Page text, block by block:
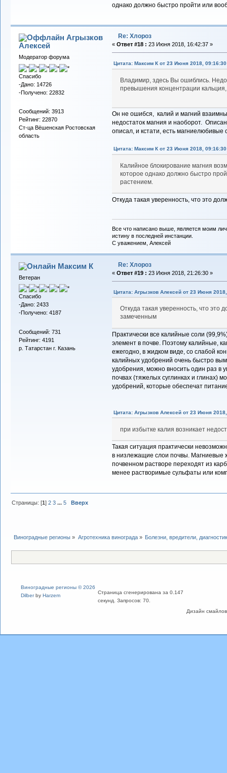
однако должно быстро пройти или
Агрызков
Алексей
Модератор форума
Спасибо
-Дано: 14726
-Получено: 22832
Сообщений: 3913
Рейтинг: 22870
Ст-ца Вёшенская Ростовская
область
Re: Хлороз
« Ответ #18 : 23 Июня 2018, 16:42:37 »
Цитата: Максим К от 23 Июня 2018, 09:16:30
Владимир, здесь Вы ошиблись.
превышения концентрации
Он не ошибся, калий и магний
недостаток магния и наоборот.
описал, и кстати, есть магниелюбивые
Цитата: Максим К от 23 Июня 2018, 09:16:30
Калийное блокирование магния
которое однако должно быстро
растением.
Откуда такая уверенность, что это
Все что написано выше, является моим
истину в последней инстанции.
С уважением, Алексей
Максим К
Ветеран
Спасибо
-Дано: 2433
-Получено: 4187
Сообщений: 731
Рейтинг: 4191
р. Татарстан г. Казань
Re: Хлороз
« Ответ #19 : 23 Июня 2018, 21:26:30 »
Цитата: Агрызков Алексей от 23 Июня
Откуда такая уверенность, что это
замеченным
Практически все калийные соли
элемент в почве. Поэтому калийные,
ежегодно, в жидком виде, со слабой
калийных удобрений очень быстро
удобрения, можно вносить один раз в
почвах (тяжелых суглинках и
удобрений, которые обеспечат
Цитата: Агрызков Алексей от 23 Июня
при избытке калия возникает
Такая ситуация практически
в низлежащие слои почвы. Магниевые
почвенном растворе переходят из
менее растворимые сульфаты или
Страницы: [1]2 3 ...5 Вверх
Виноградные регионы » Агротехника винограда» Болезни, вредители,
Дизайн
Виноградные регионы © 2026
Dilberby Harzem
Страница сгенерирована за 0.147
секунд. Запросов: 70.